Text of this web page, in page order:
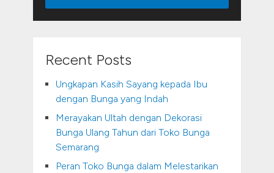
Recent Posts
Ungkapan Kasih Sayang kepada Ibu
dengan Bunga yang Indah
Merayakan Ultah dengan Dekorasi
Bunga Ulang Tahun dari Toko Bunga
Semarang
Peran Toko Bunga dalam Melestarikan